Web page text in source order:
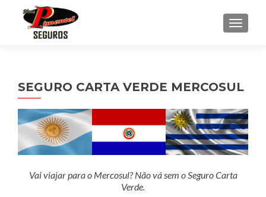
SEGURO CARTA VERDE MERCOSUL
Vai viajar para o Mercosul? Não vá sem o Seguro Carta
Verde.